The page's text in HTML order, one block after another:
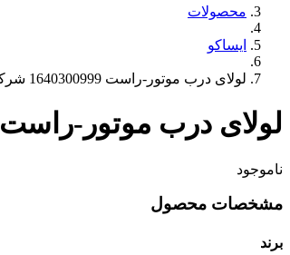
محصولات
ایساکو
لولای درب موتور-راست 1640300999 شرکت ایساکو
لولای درب موتور-راست 1640300999 شرکت ایساکو
ناموجود
مشخصات محصول
برند